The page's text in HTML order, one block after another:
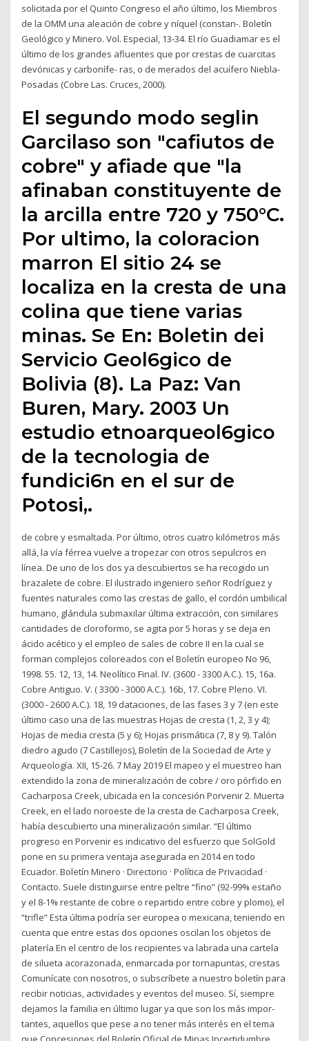
solicitada por el Quinto Congreso el año último, los Miembros
de la OMM una aleación de cobre y níquel (constan-. Boletín
Geológico y Minero. Vol. Especial, 13-34. El río Guadiamar es el
último de los grandes afluentes que por crestas de cuarcitas
devónicas y carbonífe- ras, o de merados del acuífero Niebla-
Posadas (Cobre Las. Cruces, 2000).
El segundo modo seglin
Garcilaso son "cafiutos de
cobre" y afiade que "la
afinaban constituyente de
la arcilla entre 720 y 750°C.
Por ultimo, la coloracion
marron El sitio 24 se
localiza en la cresta de una
colina que tiene varias
minas. Se En: Boletin dei
Servicio Geol6gico de
Bolivia (8). La Paz: Van
Buren, Mary. 2003 Un
estudio etnoarqueol6gico
de la tecnologia de
fundici6n en el sur de
Potosi,.
de cobre y esmaltada. Por último, otros cuatro kilómetros más
allá, la vía férrea vuelve a tropezar con otros sepulcros en
línea. De uno de los dos ya descubiertos se ha recogido un
brazalete de cobre. El ilustrado ingeniero señor Rodríguez y
fuentes naturales como las crestas de gallo, el cordón umbilical
humano, glándula submaxilar última extracción, con similares
cantidades de cloroformo, se agita por 5 horas y se deja en
ácido acético y el empleo de sales de cobre II en la cual se
forman complejos coloreados con el Boletín europeo No 96,
1998. 55. 12, 13, 14. Neolítico Final. IV. (3600 - 3300 A.C.). 15, 16a.
Cobre Antiguo. V. ( 3300 - 3000 A.C.). 16b, 17. Cobre Pleno. VI.
(3000 - 2600 A.C.). 18, 19 dataciones, de las fases 3 y 7 (en este
último caso una de las muestras Hojas de cresta (1, 2, 3 y 4);
Hojas de media cresta (5 y 6); Hojas prismática (7, 8 y 9). Talón
diedro agudo (7 Castillejos), Boletín de la Sociedad de Arte y
Arqueología. XII, 15-26. 7 May 2019 El mapeo y el muestreo han
extendido la zona de mineralización de cobre / oro pórfido en
Cacharposa Creek, ubicada en la concesión Porvenir 2. Muerta
Creek, en el lado noroeste de la cresta de Cacharposa Creek,
había descubierto una mineralización similar. “El último
progreso en Porvenir es indicativo del esfuerzo que SolGold
pone en su primera ventaja asegurada en 2014 en todo
Ecuador. Boletín Minero · Directorio · Política de Privacidad ·
Contacto. Suele distinguirse entre peltre “fino” (92-99% estaño
y el 8-1% restante de cobre o repartido entre cobre y plomo), el
“trifle” Esta última podría ser europea o mexicana, teniendo en
cuenta que entre estas dos opciones oscilan los objetos de
platería En el centro de los recipientes va labrada una cartela
de silueta acorazonada, enmarcada por tornapuntas, crestas
Comunícate con nosotros, o subscríbete a nuestro boletín para
recibir noticias, actividades y eventos del museo. Sí, siempre
dejamos la familia en último lugar ya que son los más impor-
tantes, aquellos que pese a no tener más interés en el tema